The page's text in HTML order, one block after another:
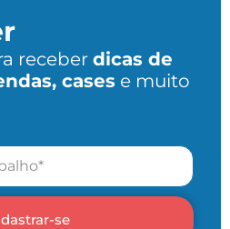
receber dicas de
cases e muito
se